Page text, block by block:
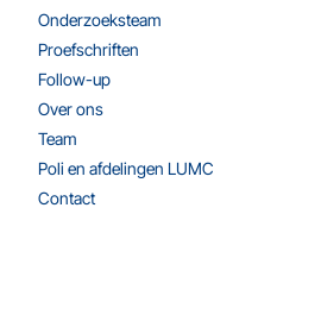
Onderzoeksteam
Proefschriften
Follow-up
Over ons
Team
Poli en afdelingen LUMC
Contact